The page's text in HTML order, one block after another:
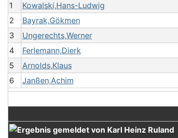
1 Kowalski,Hans-Ludwig
2
Bayrak,Gökmen
3
Ungerechts,Werner
4
Ferlemann,Dierk
5
Arnolds,Klaus
6
Janßen,Achim